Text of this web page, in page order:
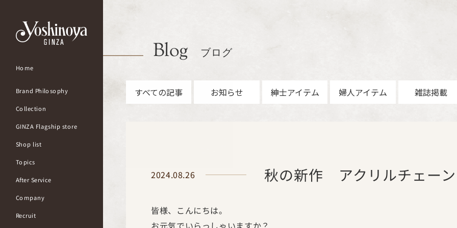
Home
Brand Philosophy
Collection
GINZA Flagship store
Shop list
Topics
After Service
Company
Recruit
Blog ブログ
すべての記事 お知らせ 紳士アイテム 婦人アイテム 雑誌掲載
2024.08.26 秋の新作 アクリルチェーン
皆様、こんにちは。
お元気でいらっしゃいますか？